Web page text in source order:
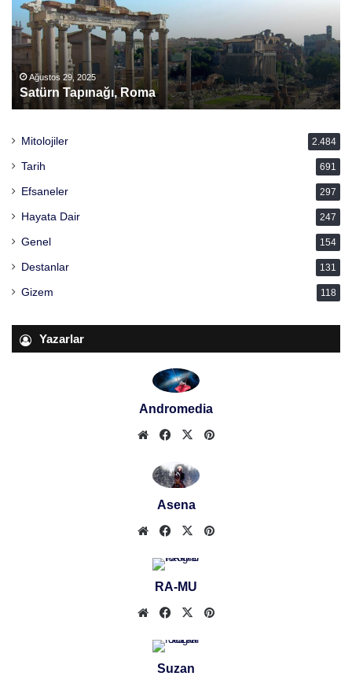
Ağustos 29, 2025
İnari
Mitolojiler 2.484
Tarih 691
Efsaneler 297
Hayata Dair 247
Genel 154
Destanlar 131
Gizem 118
Yazarlar
Andromedia
Web
Facebook
X
Asena
Web
Facebook
X
RA-MU
Web
Facebook
X
Suzan